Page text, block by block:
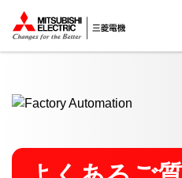
ここから本文